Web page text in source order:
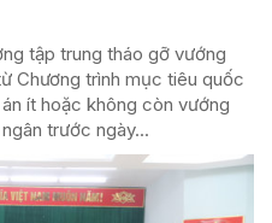
tập trung tháo gỡ vướng
Chương trình mục tiêu quốc
ít hoặc không còn vướng
trước ngày...